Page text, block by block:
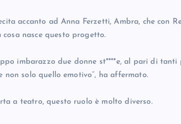
accanto ad Anna Ferzetti, Ambra, che con
nasce questo progetto.
imbarazzo due donne st****e, al pari di tanti
solo quello emotivo”, ha affermato.
a teatro, questo ruolo è molto diverso.